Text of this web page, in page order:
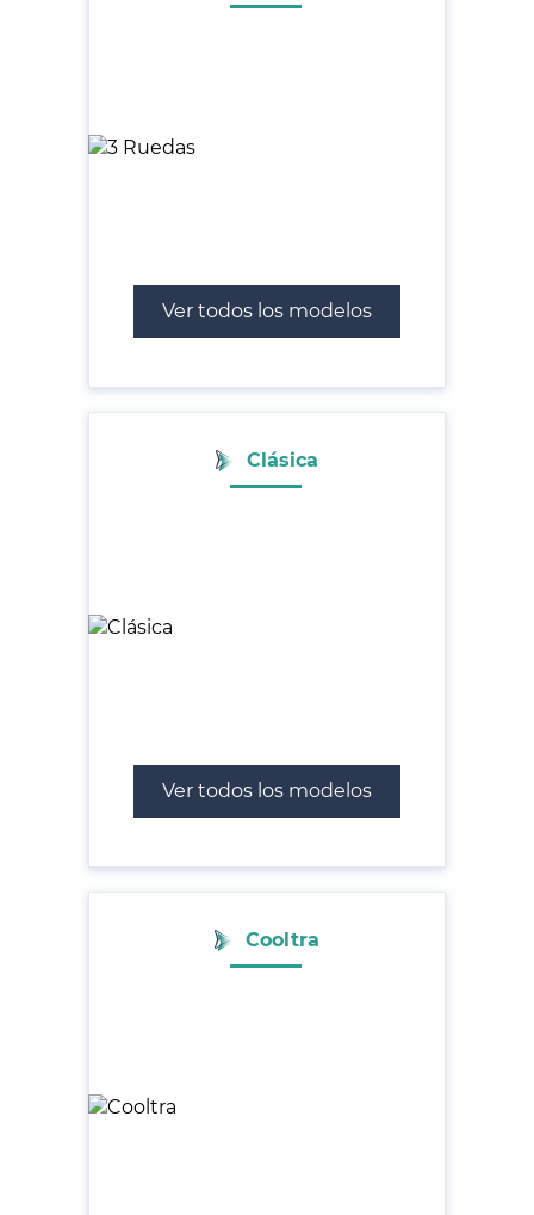
Ver todos los modelos
Clásica
Ver todos los modelos
Cooltra